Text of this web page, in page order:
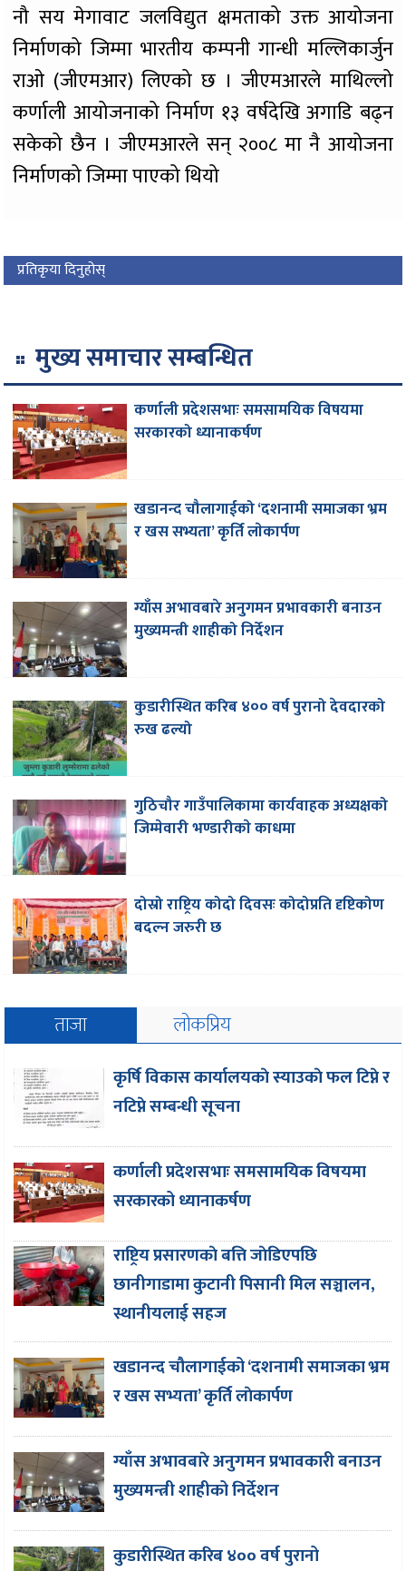
नौ सय मेगावाट जलविद्युत क्षमताको उक्त आयोजना
निर्माणको जिम्मा भारतीय कम्पनी गान्धी मल्लिकार्जुन
राओ (जीएमआर) लिएको छ । जीएमआरले माथिल्लो
कर्णाली आयोजनाको निर्माण १३ वर्षदेखि अगाडि बढ्न
सकेको छैन । जीएमआरले सन् २००८ मा नै आयोजना
निर्माणको जिम्मा पाएको थियो
प्रतिकृया दिनुहोस्
मुख्य समाचार सम्बन्धित
कर्णाली प्रदेशसभाः समसामयिक विषयमा
सरकारको ध्यानाकर्षण
खडानन्द चौलागाईको ‘दशनामी समाजका भ्रम
र खस सभ्यता’ कृर्ति लाेकार्पण
ग्याँस अभावबारे अनुगमन प्रभावकारी बनाउन
मुख्यमन्त्री शाहीको निर्देशन
कुडारीस्थित करिब ४०० वर्ष पुरानो देवदारको
रुख ढल्यो
गुठिचौर गाउँपालिकामा कार्यवाहक अध्यक्षको
जिम्मेवारी भण्डारीकाे काधमा
दोस्रो राष्ट्रिय कोदो दिवसः कोदोप्रति दृष्टिकोण
बदल्न जरुरी छ
ताजा लोकप्रिय
कृर्षि विकास कार्यालयकाे स्याउकाे फल टिप्ने र
नटिप्ने सम्बन्धी सूचना
कर्णाली प्रदेशसभाः समसामयिक विषयमा
सरकारको ध्यानाकर्षण
राष्ट्रिय प्रसारणकाे बत्ति जाेडिएपछि
छानीगाडामा कुटानी पिसानी मिल सञ्चालन,
स्थानीयलाई सहज
खडानन्द चौलागाईको ‘दशनामी समाजका भ्रम
र खस सभ्यता’ कृर्ति लाेकार्पण
ग्याँस अभावबारे अनुगमन प्रभावकारी बनाउन
मुख्यमन्त्री शाहीको निर्देशन
कुडारीस्थित करिब ४०० वर्ष पुरानो